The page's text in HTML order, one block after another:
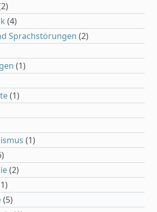
(4)
Sprachstörungen (2)
(1)
(1)
(1)
(2)
(5)